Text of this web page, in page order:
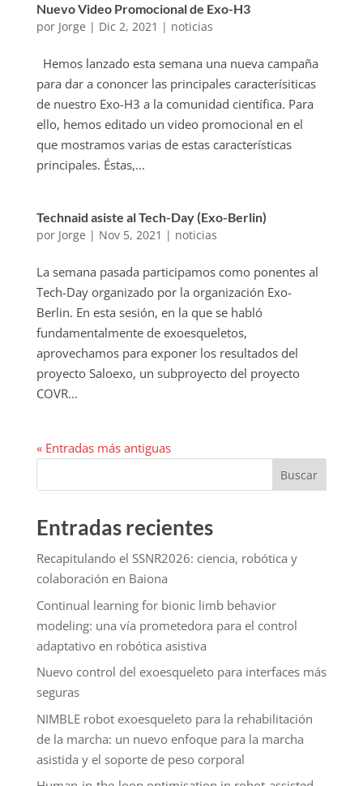
Nuevo Video Promocional de Exo-H3
por Jorge | Dic 2, 2021 | noticias
Hemos lanzado esta semana una nueva campaña
para dar a cononcer las principales caracterísiticas
de nuestro Exo-H3 a la comunidad científica. Para
ello, hemos editado un video promocional en el
que mostramos varias de estas características
principales. Éstas,...
Technaid asiste al Tech-Day (Exo-Berlin)
por Jorge | Nov 5, 2021 | noticias
La semana pasada participamos como ponentes al
Tech-Day organizado por la organización Exo-
Berlin. En esta sesión, en la que se habló
fundamentalmente de exoesqueletos,
aprovechamos para exponer los resultados del
proyecto Saloexo, un subproyecto del proyecto
COVR...
« Entradas más antiguas
Buscar
Entradas recientes
Recapitulando el SSNR2026: ciencia, robótica y
colaboración en Baiona
Continual learning for bionic limb behavior
modeling: una vía prometedora para el control
adaptativo en robótica asistiva
Nuevo control del exoesqueleto para interfaces más
seguras
NIMBLE robot exoesqueleto para la rehabilitación
de la marcha: un nuevo enfoque para la marcha
asistida y el soporte de peso corporal